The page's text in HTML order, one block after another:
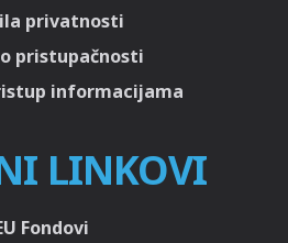
privatnosti
pristupačnosti
informacijama
LINKOVI
Fondovi